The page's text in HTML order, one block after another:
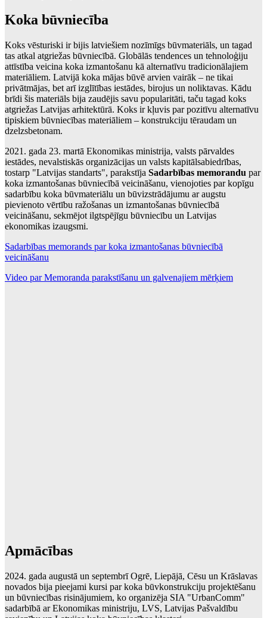
Koka būvniecība
Koks vēsturiski ir bijis latviešiem nozīmīgs būvmateriāls, un tagad
tas atkal atgriežas būvniecībā. Globālās tendences un tehnoloģiju
attīstība veicina koka izmantošanu kā alternatīvu tradicionālajiem
materiāliem. Latvijā koka mājas būvē arvien vairāk – ne tikai
privātmājas, bet arī izglītības iestādes, birojus un noliktavas. Kādu
brīdi šis materiāls bija zaudējis savu popularitāti, taču tagad koks
atgriežas Latvijas arhitektūrā. Koks ir kļuvis par pozitīvu alternatīvu
tipiskiem būvniecības materiāliem – konstrukciju tēraudam un
dzelzsbetonam.
2021. gada 23. martā Ekonomikas ministrija, valsts pārvaldes
iestādes, nevalstiskās organizācijas un valsts kapitālsabiedrības,
tostarp "Latvijas standarts", parakstīja Sadarbības memorandu par
koka izmantošanas būvniecībā veicināšanu, vienojoties par kopīgu
sadarbību koka būvmateriālu un būvizstrādājumu ar augstu
pievienoto vērtību ražošanas un izmantošanas būvniecībā
veicināšanu, sekmējot ilgtspējīgu būvniecību un Latvijas
ekonomikas izaugsmi.
Sadarbības memorands par koka izmantošanas būvniecībā
veicināšanu
Video par Memoranda parakstīšanu un galvenajiem mērķiem
Apmācības
2024. gada augustā un septembrī Ogrē, Liepājā, Cēsu un Krāslavas
novados bija pieejami kursi par koka būvkonstrukciju projektēšanu
un būvniecības risinājumiem, ko organizēja SIA "UrbanComm"
sadarbībā ar Ekonomikas ministriju, LVS, Latvijas Pašvaldību